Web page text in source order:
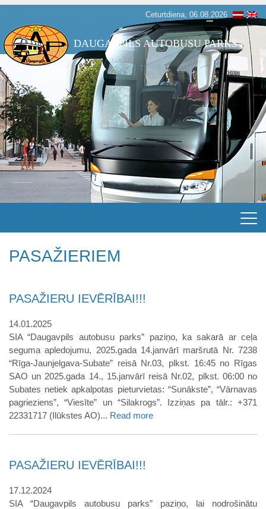
Ceturtdiena, 06.08.2026
DAUGAVPILS AUTOBUSU PARKS
PASAŽIERIEM
PASAŽIERU IEVĒRĪBAI!!!
14.01.2025
SIA “Daugavpils autobusu parks” paziņo, ka sakarā ar ceļa
seguma apledojumu, 2025.gada 14.janvārī maršrutā Nr. 7238
“Rīga-Jaunjelgava-Subate” reisā Nr.03, plkst. 16:45 no Rīgas
SAO un 2025.gada 14., 15.janvārī reisā Nr.02, plkst. 06:00 no
Subates netiek apkalpotas pieturvietas: “Sunākste”, “Vārnavas
pagrieziens”, “Viesīte” un “Silakrogs”. Izziņas pa tālr.: +371
22331717 (Ilūkstes AO)... Read more
PASAŽIERU IEVĒRĪBAI!!!
17.12.2024
SIA “Daugavpils autobusu parks” paziņo, lai nodrošinātu